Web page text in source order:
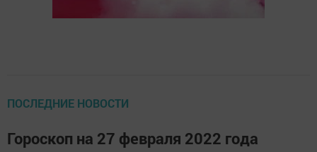
ПОСЛЕДНИЕ НОВОСТИ
Гороскоп на 27 февраля 2022 года